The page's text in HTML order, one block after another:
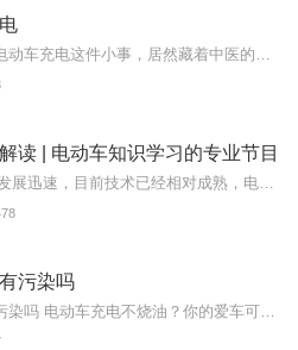
读 | 电动车知识学习的专业节目
污染吗